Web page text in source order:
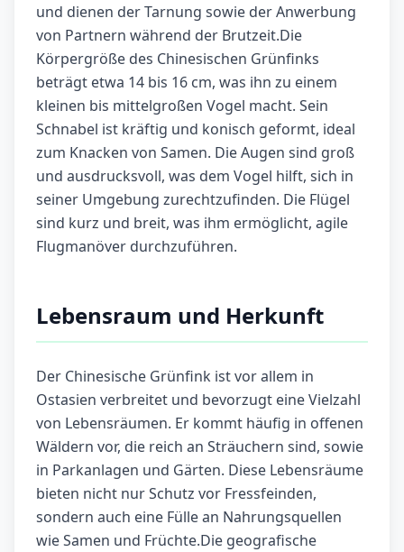
und dienen der Tarnung sowie der Anwerbung
von Partnern während der Brutzeit.Die
Körpergröße des Chinesischen Grünfinks
beträgt etwa 14 bis 16 cm, was ihn zu einem
kleinen bis mittelgroßen Vogel macht. Sein
Schnabel ist kräftig und konisch geformt, ideal
zum Knacken von Samen. Die Augen sind groß
und ausdrucksvoll, was dem Vogel hilft, sich in
seiner Umgebung zurechtzufinden. Die Flügel
sind kurz und breit, was ihm ermöglicht, agile
Flugmanöver durchzuführen.
Lebensraum und Herkunft
Der Chinesische Grünfink ist vor allem in
Ostasien verbreitet und bevorzugt eine Vielzahl
von Lebensräumen. Er kommt häufig in offenen
Wäldern vor, die reich an Sträuchern sind, sowie
in Parkanlagen und Gärten. Diese Lebensräume
bieten nicht nur Schutz vor Fressfeinden,
sondern auch eine Fülle an Nahrungsquellen
wie Samen und Früchte.Die geografische